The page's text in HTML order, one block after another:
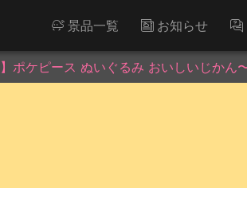
景品一覧 お知らせ
】ポケピース ぬいぐるみ おいしいじかん